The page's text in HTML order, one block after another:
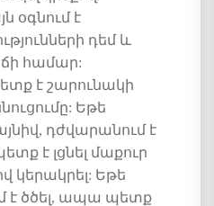
օգնում է
դեմ և
համար:
է շարունակի
: Եթե
, դժվարանում է
է լցնել մաքուր
կերակրել: Եթե
է ծծել, ապա պետք